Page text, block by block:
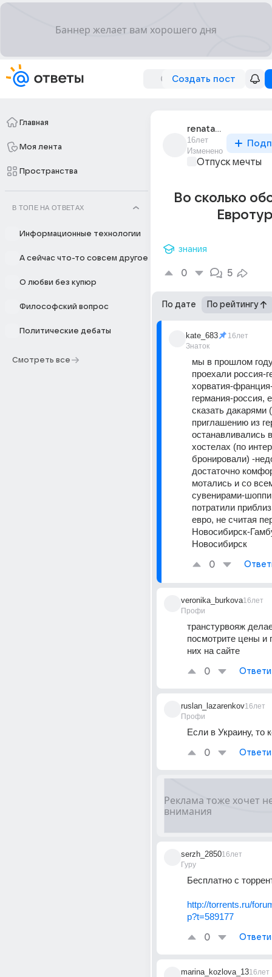
Создать пост
Главная
Моя лента
Пространства
В ТОПЕ НА ОТВЕТАХ
Информационные технологии
А сейчас что-то совсем другое
О любви без купюр
Философский вопрос
Политические дебаты
Смотреть все
renata_nogrina
16лет
Изменено
Отпуск мечты
Во сколько
знания
0 5
По дате По рейтингу
kate_683
Знаток
16лет
мы в прошлом
проехали россия-
хорватия-
германия-россия,
сказать дакарями
приглашению из
останавливались
хостелах (по
бронировали) -
достаточно
мотались и со
сувенирами-
потратили
евро, не считая
Новосибирск-
Новосибирск
0
veronika_burkova
Профи
16лет
транстурвояж
посмотрите цены и
них на сайте
0
ruslan_lazarenkov
Профи
16лет
Если в Украину, то
0
serzh_2850
Гуру
16лет
Бесплатно с
http://torrents.ru/
p?t=589177
0
marina_kozlova_1316лет